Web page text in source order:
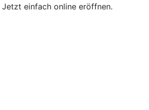
einfach online eröffnen.